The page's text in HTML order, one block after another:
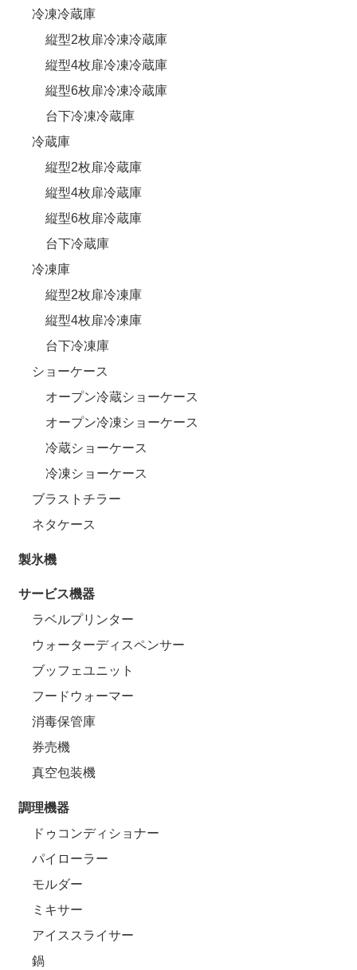
冷凍冷蔵庫
縦型2枚扉冷凍冷蔵庫
縦型4枚扉冷凍冷蔵庫
縦型6枚扉冷凍冷蔵庫
台下冷凍冷蔵庫
冷蔵庫
縦型2枚扉冷蔵庫
縦型4枚扉冷蔵庫
縦型6枚扉冷蔵庫
台下冷蔵庫
冷凍庫
縦型2枚扉冷凍庫
縦型4枚扉冷凍庫
台下冷凍庫
ショーケース
オープン冷蔵ショーケース
オープン冷凍ショーケース
冷蔵ショーケース
冷凍ショーケース
ブラストチラー
ネタケース
製氷機
サービス機器
ラベルプリンター
ウォーターディスペンサー
ブッフェユニット
フードウォーマー
消毒保管庫
券売機
真空包装機
調理機器
ドゥコンディショナー
パイローラー
モルダー
ミキサー
アイススライサー
鍋